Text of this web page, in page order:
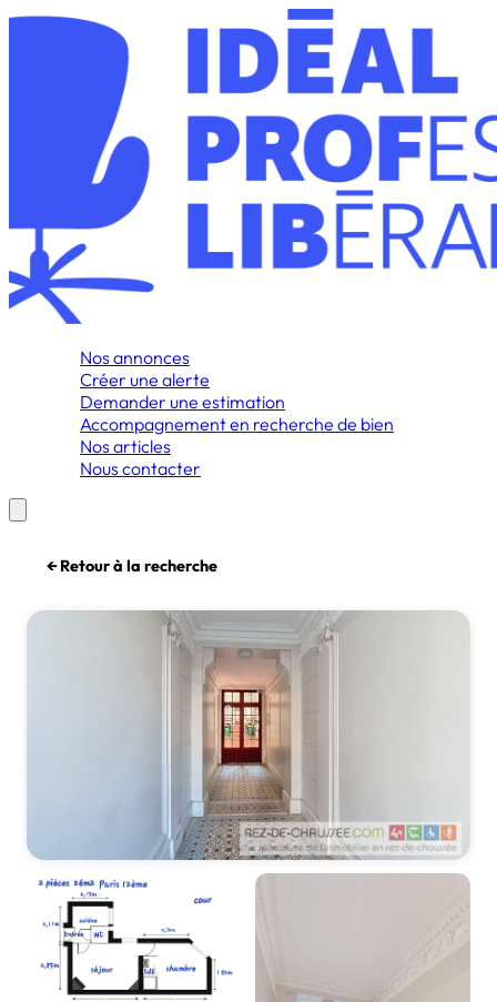
Nos annonces
Créer une alerte
Demander une estimation
Accompagnement en recherche de bien
Nos articles
Nous contacter
← Retour à la recherche